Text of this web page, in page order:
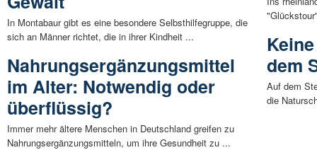
In Montabaur gibt es eine besondere Selbsthilfegruppe, die
sich an Männer richtet, die in ihrer Kindheit ...
Nahrungsergänzungsmittel
im Alter: Notwendig oder
überflüssig?
Immer mehr ältere Menschen in Deutschland greifen zu
Nahrungsergänzungsmitteln, um ihre Gesundheit zu ...
dem
Auf dem
die